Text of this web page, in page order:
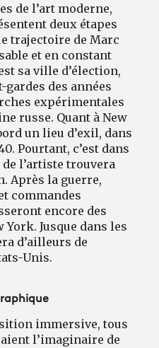
de l’art moderne,
deux étapes
trajectoire de Marc
et en constant
sa ville d’élection,
des années
expérimentales
russe. Quant à New
un lieu d’exil, dans
Pourtant, c’est dans
l’artiste trouvera
Après la guerre,
commandes
encore des
Jusque dans les
d’ailleurs de
Unis.
immersive, tous
l’imaginaire de